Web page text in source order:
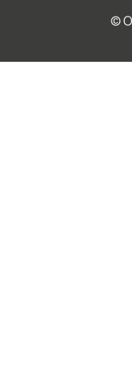
©